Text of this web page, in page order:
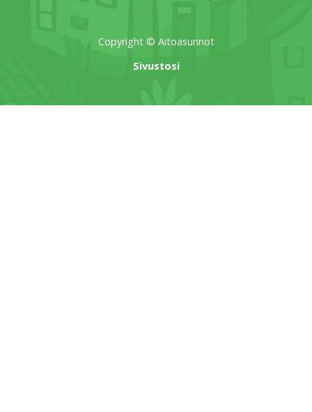
Copyright © Aitoasunnot
Sivustosi